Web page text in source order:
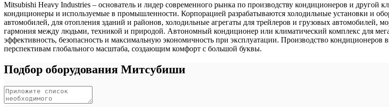
Mitsubishi Heavy Industries – основатель и лидер современного рынка по производству кондиционеров и другой
кондиционеры и используемые в промышленности. Корпорацией разрабатываются холодильные установки и
автомобилей, для отопления зданий и районов, холодильные агрегаты для трейлеров и грузовых автомобилей,
гармония между людьми, техникой и природой. Автономный кондиционер или климатический комплекс для
эффективность, безопасность и максимальную экономичность при эксплуатации. Производство
перспективам глобального масштаба, создающим комфорт с большой буквы.
Подбор оборудования Митсубиши